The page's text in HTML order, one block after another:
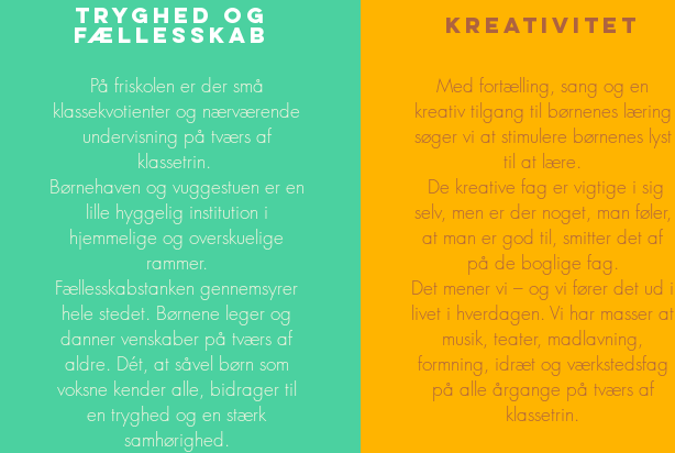
TRYGHED og
fællesskab
På friskolen er der små
klassekvotienter og nærværende
undervisning på tværs af
klassetrin.
Børnehaven og vuggestuen er en
lille hyggelig institution i
hjemmelige og overskuelige
rammer.
Fællesskabstanken gennemsyrer
hele stedet. Børnene leger og
danner venskaber på tværs af
aldre. Dét, at såvel børn som
voksne kender alle, bidrager til
en tryghed og en stærk
samhørighed.
Kreativitet
Med fortælling, sang og en
kreativ tilgang til børnenes læring
søger vi at stimulere børnenes lyst
til at lære.
De kreative fag er vigtige i sig
selv, men er der noget, man føler,
at man er god til, smitter det af
på de boglige fag.
Det mener vi – og vi fører det ud i
livet i hverdagen. Vi har masser at
musik, teater, madlavning,
formning, idræt og værkstedsfag
på alle årgange på tværs af
klassetrin.